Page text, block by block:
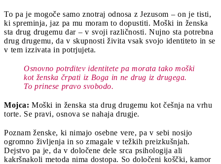
To pa je mogoče samo znotraj odnosa z Jezusom – on je tisti,
ki spreminja, jaz pa mu moram to dopustiti. Moški in ženska
sta drug drugemu dar – v svoji različnosti. Nujno sta potrebna
drug drugemu, da v skupnosti živita vsak svojo identiteto in se
v tem izzivata in potrjujeta.
Osnovno potrditev identitete pa morata tako moški
kot ženska črpati iz Boga in ne drug iz drugega.
To prinese pravo svobodo.
Mojca: Moški in ženska sta drug drugemu kot češnja na vrhu
torte. Se pravi, osnova se nahaja drugje.
Poznam ženske, ki nimajo osebne vere, pa v sebi nosijo
ogromno življenja in so zmagale v težkih preizkušnjah.
Dejstvo pa je, da v določene dele srca psihologija ali
kakršnakoli metoda nima dostopa. So določeni koščki, kamor